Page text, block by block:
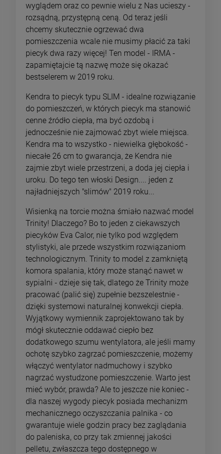
wyglądem oraz co pewnie wielu z Nas ucieszy -
rozsądną, przystępną ceną. Od teraz jeśli
chcemy skutecznie ogrzewać dwa
pomieszczenia wcale nie musimy płacić za taki
piecyk dwa razy więcej! Ten model - IRMA -
zapamiętajcie tą nazwę może się okazać
bestselerem w 2019 roku.
Kendra to piecyk typu SLIM - idealne rozwiązanie
do pomieszczeń, w których piecyk ma stanowić
cenne źródło ciepła, ma być ozdobą i
jednocześnie nie zajmować zbyt wiele miejsca.
Kendra ma to wszystko - niewielka głębokość -
niecałe 26 cm to gwarancja, że Kendra nie
zajmie zbyt wiele przestrzeni, a doda jej ciepła i
uroku. Do tego ten włoski Design.... jeden z
najładniejszych "slimów" 2019 roku...
Wisienką na torcie można śmiało nazwać model
Trinity! Dlaczego? Bo to jeden z ciekawszych
piecyków Eva Calor, nie tylko pod względem
stylistyki, ale przede wszystkim rozwiązaniom
technologicznym. Trinity to model z zamkniętą
komora spalania, który może stanąć nawet w
sypialni - dzieje się tak, dlatego że Trinity może
pracować (palić się) zupełnie bezszelestnie -
dzięki systemowi naturalnej konwekcji ciepła.
Wyjątkowy wymiennik zaprojektowano tak by
mógł skutecznie oddawać ciepło bez
dodatkowego szumu wentylatora, ale jeśli mamy
ochotę szybko zagrzać pomieszczenie, możemy
włączyć wentylator nadmuchowy i szybko
nagrzać wystudzone pomieszczenie. Warto jest
mieć wybór, prawda? Ale to jeszcze nie koniec -
dla naszej wygody piecyk posiada mechanizm
mechanicznego oczyszczania palnika - co
gwarantuje wiele godzin pracy bez zaglądania
do paleniska, co przy tak zmiennej jakości
pelletu, zwłaszcza tego dostępnego w